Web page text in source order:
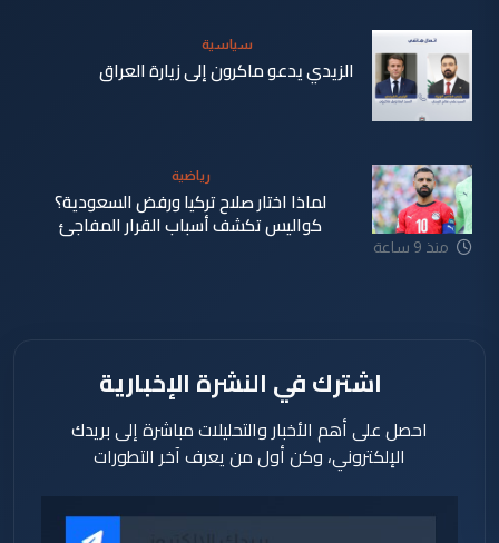
سياسية
الزيدي يدعو ماكرون إلى زيارة العراق
منذ 9 ساعة
رياضية
لماذا اختار صلاح تركيا ورفض السعودية؟
كواليس تكشف أسباب القرار المفاجئ
اشترك في النشرة الإخبارية
احصل على أهم الأخبار والتحليلات مباشرة إلى بريدك
الإلكتروني، وكن أول من يعرف آخر التطورات